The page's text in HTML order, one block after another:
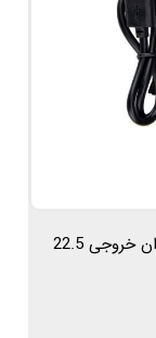
مدل AP-26 با ظرفیت 10000 میلی آمپر با توان خروجی 22.5